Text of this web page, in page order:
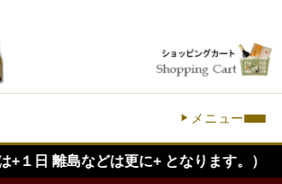
メニュー
などは更に+ となります。）